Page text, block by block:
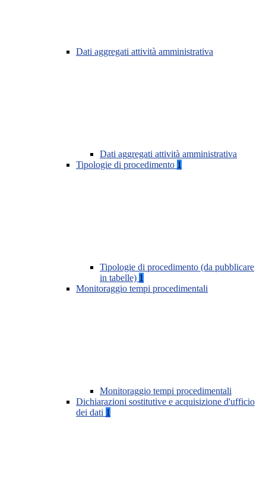
Dati aggregati attività amministrativa
Dati aggregati attività amministrativa
Tipologie di procedimento 1
Tipologie di procedimento (da pubblicare
in tabelle) 1
Monitoraggio tempi procedimentali
Monitoraggio tempi procedimentali
Dichiarazioni sostitutive e acquisizione d'ufficio
dei dati 1